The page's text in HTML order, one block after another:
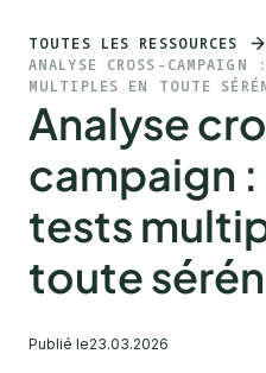
TOUTES LES RESSOURCES
ANALYSE CROSS-
MULTIPLES EN TOUTE
Analyse
campaign :
tests
toute
Publié le23.03.2026